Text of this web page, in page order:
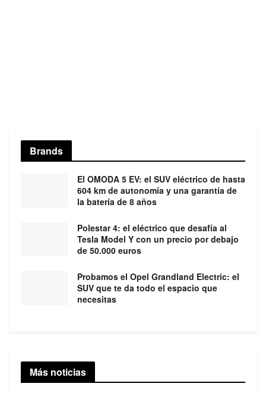
Brands
El OMODA 5 EV: el SUV eléctrico de hasta
604 km de autonomía y una garantía de
la batería de 8 años
Polestar 4: el eléctrico que desafía al
Tesla Model Y con un precio por debajo
de 50.000 euros
Probamos el Opel Grandland Electric: el
SUV que te da todo el espacio que
necesitas
Más noticias